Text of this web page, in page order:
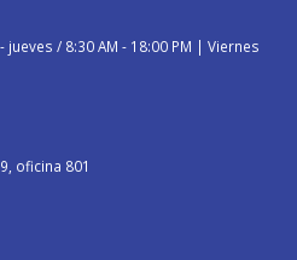
jueves / 8:30 AM - 18:00 PM | Viernes
oficina 801